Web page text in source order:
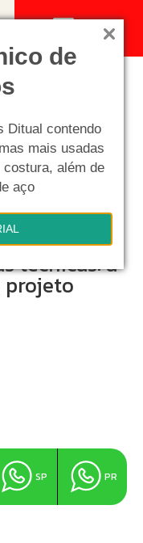
de
Ditual contendo
mais usadas
além de
aço
MENU
de
técnicas: a
projeto
SP PR